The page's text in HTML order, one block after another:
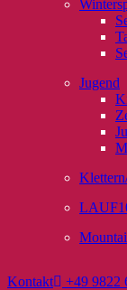
Jugend
Kontakt +49 9822